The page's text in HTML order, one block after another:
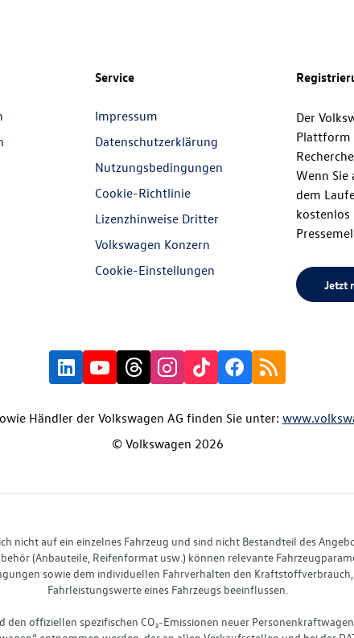
Service
Impressum
Datenschutzerklärung
Nutzungsbedingungen
Cookie-Richtlinie
Lizenzhinweise Dritter
Volkswagen Konzern
Cookie-Einstellungen
Der
Plattform
Wenn Sie
dem
kostenlos
Jetzt
Händler der Volkswagen AG finden Sie unter:
© Volkswagen 2026
nicht auf ein einzelnes Fahrzeug und sind nicht Bestandteil des
(Anbauteile, Reifenformat usw.) können relevante
sowie dem individuellen Fahrverhalten den
Fahrleistungswerte eines Fahrzeugs beeinflussen.
offiziellen spezifischen CO₂-Emissionen neuer